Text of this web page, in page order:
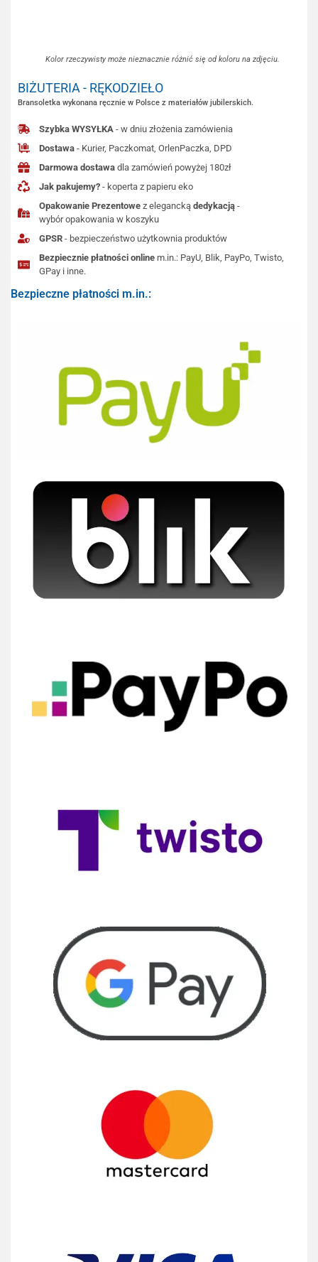
Kolor rzeczywisty może nieznacznie różnić się od koloru na zdjęciu.
BIŻUTERIA - RĘKODZIEŁO
Bransoletka wykonana ręcznie w Polsce z materiałów jubilerskich.
Szybka WYSYŁKA - w dniu złożenia zamówienia
Dostawa - Kurier, Paczkomat, OrlenPaczka, DPD
Darmowa dostawa dla zamówień powyżej 180zł
Jak pakujemy? - koperta z papieru eko
Opakowanie Prezentowe z eleganckądedykacją -
wybór opakowania w koszyku
GPSR - bezpieczeństwo użytkownia produktów
Bezpiecznie płatności online m.in.: PayU, Blik, PayPo, Twisto,
GPay i inne.
Bezpieczne płatności m.in.: